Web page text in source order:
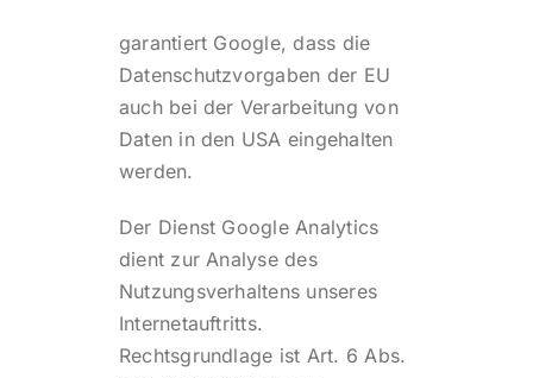
garantiert Google, dass die
Datenschutzvorgaben der EU
auch bei der Verarbeitung von
Daten in den USA eingehalten
werden.
Der Dienst Google Analytics
dient zur Analyse des
Nutzungsverhaltens unseres
Internetauftritts.
Rechtsgrundlage ist Art. 6 Abs.